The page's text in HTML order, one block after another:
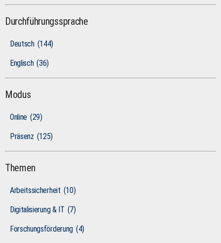
Durchführungssprache
Deutsch (144)
Englisch (36)
Modus
Online (29)
Präsenz (125)
Themen
Arbeitssicherheit (10)
Digitalisierung & IT (7)
Forschungsförderung (4)